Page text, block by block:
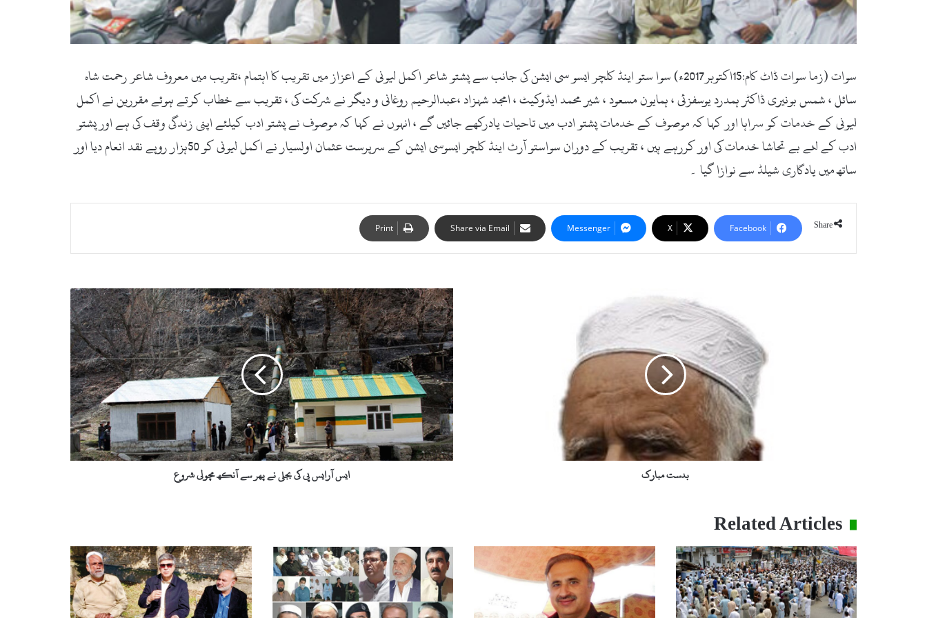
سوات (زما سوات ڈاٹ کام:15اکتوبر2017ء) سوا ستو اینڈ کلچر ایسو سی ایشن کی جانب سے پشتو شاعر اکمل لیونی کے اعزاز میں تقریب کا اہتمام ،تقریب میں معروف شاعر رحمت شاہ
سائل ، شمس بونیری ڈاکٹر ہمدرد یوسفزئی ، ہمایون مسعود ، شیر محمد ایڈوکیٹ ، امجد شہزاد ،عبدالرحیم روغانی و دیگر نے شرکت کی ، تقریب سے خطاب کرتے ہوئے مقررین نے اکمل
لیونی کے خدمات کو سراہا اور کہا کہ موصوف کے خدمات پشتو ادب میں تاحیات یادرکھے جائیں گے ، انہوں نے کہا کہ موصوف نے پشتو ادب کیلئے اپنی زندگی وقف کی ہے اور پشتو
ادب کے لئے بے تحاشا خدمات کی اور کررہے ہیں ، تقریب کے دوران سواستو آرٹ اینڈ کلچر ایسوسی ایشن کے سرپرست عثمان اولسیار نے اکمل لیونی کو 50ہزار روپے نقد انعام دیا اور
ساتھ میں یادگاری شیلڈ سے نوازا گیا ۔
Share
Facebook
X
Messenger
Share via Email
Print
بدست مبارک
ا
ی
س
آ
ر
ا
ی
س
پ
ی
ک
ی
ے
ھ
ر
س
ایس آرایس پی کی بجلی نے پھر سے آنکھ مچولی شروع
Related Articles